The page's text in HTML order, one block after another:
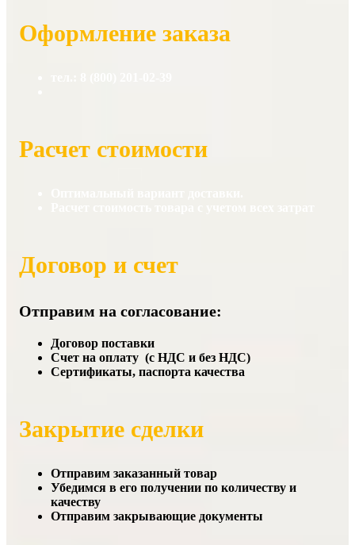
Оформление заказа
Расчет стоимости
Договор и счет
Отправим на согласование:
Договор поставки
Счет на оплату (с НДС и без НДС)
Сертификаты, паспорта качества
Закрытие сделки
Отправим заказанный товар
Убедимся в его получении по количеству и
качеству
Отправим закрывающие документы